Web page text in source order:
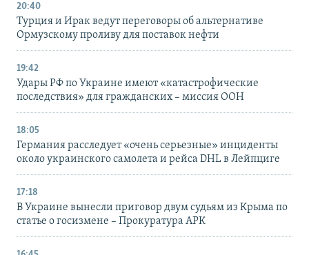
20:40
Турция и Ирак ведут переговоры об альтернативе
Ормузскому проливу для поставок нефти
19:42
Удары РФ по Украине имеют «катастрофические
последствия» для гражданских – миссия ООН
18:05
Германия расследует «очень серьезные» инциденты
около украинского самолета и рейса DHL в Лейпциге
17:18
В Украине вынесли приговор двум судьям из Крыма по
статье о госизмене – Прокуратура АРК